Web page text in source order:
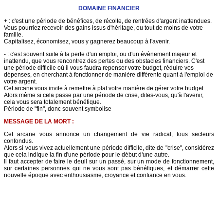
DOMAINE FINANCIER
+ : c'est une période de bénéfices, de récolte, de rentrées d'argent inattendues.
Vous pourriez recevoir des gains issus d'héritage, ou tout de moins de votre
famille.
Capitalisez, économisez, vous y gagnerez beaucoup à l'avenir.
- : c'est souvent suite à la perte d'un emploi, ou d'un évènement majeur et
inattendu, que vous rencontrez des pertes ou des obstacles financiers. C'est
une période difficile où il vous faudra repenser votre budget, réduire vos
dépenses, en cherchant à fonctionner de manière différente quant à l'emploi de
votre argent.
Cet arcane vous invite à remettre à plat votre manière de gérer votre budget.
Alors même si cela passe par une période de crise, dites-vous, qu'à l'avenir,
cela vous sera totalement bénéfique.
Période de "fin", donc souvent symbolise
MESSAGE DE LA MORT :
Cet arcane vous annonce un changement de vie radical, tous secteurs
confondus.
Alors si vous vivez actuellement une période difficile, dite de "crise", considérez
que cela indique la fin d'une période pour le début d'une autre.
Il faut accepter de faire le deuil sur un passé, sur un mode de fonctionnement,
sur certaines personnes qui ne vous sont pas bénéfiques, et démarrer cette
nouvelle époque avec enthousiasme, croyance et confiance en vous.